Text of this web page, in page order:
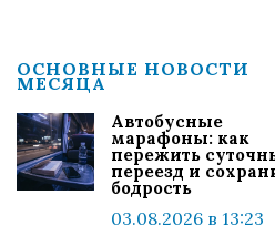
ОСНОВНЫЕ НОВОСТИ
МЕСЯЦА
Автобусные
марафоны: как
пережить
переезд и
бодрость
03.08.2026 в 13:23